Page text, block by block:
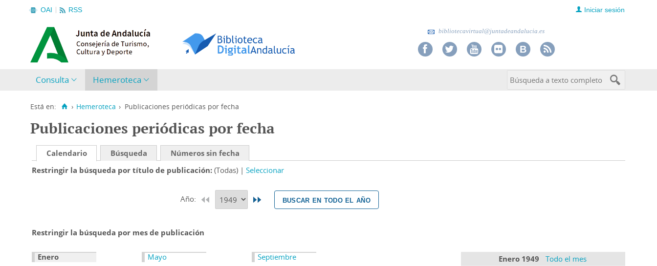
OAI RSS Iniciar sesión
bibliotecavirtual@juntadeandalucia.es
Consulta Hemeroteca
Está en: › Hemeroteca › Publicaciones periódicas por fecha
Publicaciones periódicas por fecha
Calendario Búsqueda
Números sin fecha
Restringir la búsqueda por título de publicación (Todas) Seleccionar
Año: buscar en todo el año
Restringir la búsqueda por mes de publicación
Enero
Mayo
Septiembre
Enero 1949
Todo el mes